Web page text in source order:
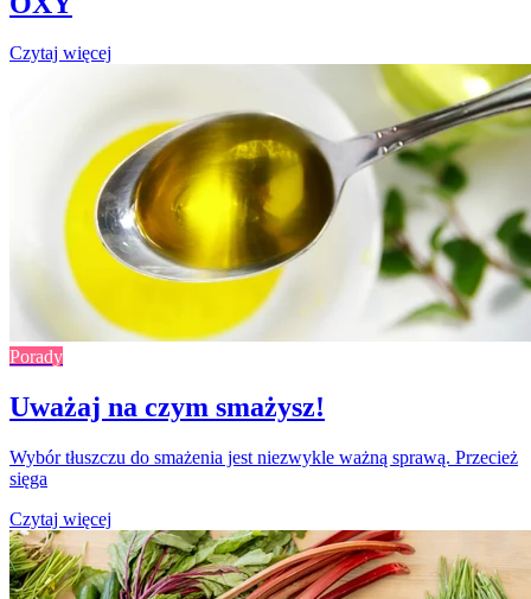
Czytaj więcej
Porady
Uważaj na czym smażysz!
Wybór tłuszczu do smażenia jest niezwykle ważną sprawą. Przecież
sięga
Czytaj więcej